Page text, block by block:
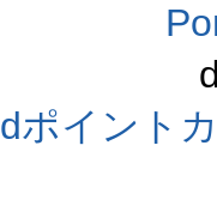
dポイント